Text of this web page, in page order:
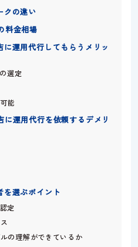
クの違い
料金相場
運用代行してもらうメリッ
選定
能
運用代行を依頼するデメリ
を選ぶポイント
定
の理解ができているか